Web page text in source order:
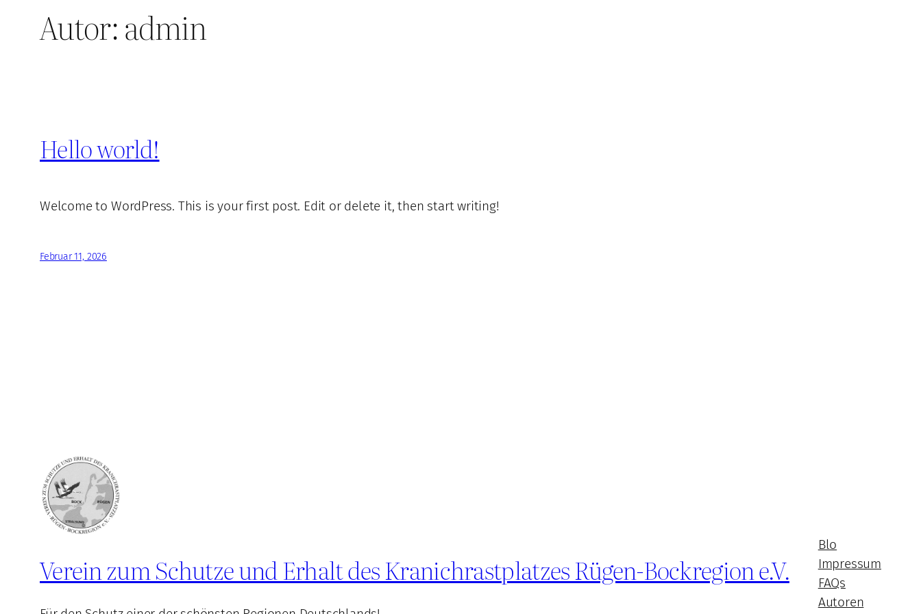
Autor:admin
Hello world!
Welcome to WordPress. This is your first post. Edit or delete it, then start writing!
Februar 11, 2026
Verein zum Schutze und Erhalt des Kranichrastplatzes Rügen-Bockregion e.V.
Blo
Impressum
FAQs
Autoren